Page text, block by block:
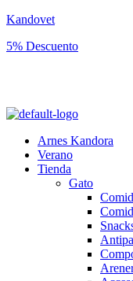
Kandovet
5% Descuento
Arnes Kandora
Verano
Tienda
Gato